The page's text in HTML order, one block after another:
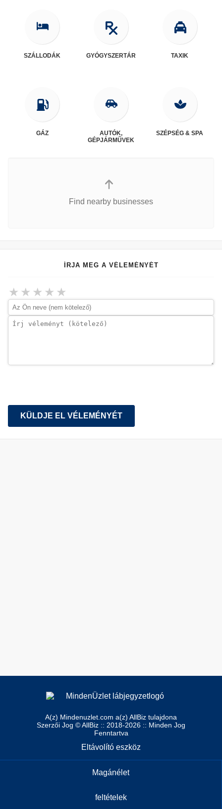
SZÁLLODÁK GYÓGYSZERTÁR TAXIK
GÁZ
AUTÓK,
GÉPJÁRMŰVEK
SZÉPSÉG & SPA
Find nearby businesses
ÍRJA MEG A VÉLEMÉNYÉT
★
★
★
★
★
KÜLDJE EL VÉLEMÉNYÉT
A(z) Mindenuzlet.com a(z) AllBiz tulajdona
Szerzői Jog © AllBiz :: 2018-2026 :: Minden Jog
Fenntartva
Eltávolító eszköz
Magánélet
feltételek